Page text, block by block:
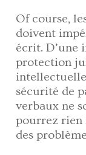
Of course,
doivent
écrit. D’une
protection
sécurité de
verbaux ne
pourrez rien
des